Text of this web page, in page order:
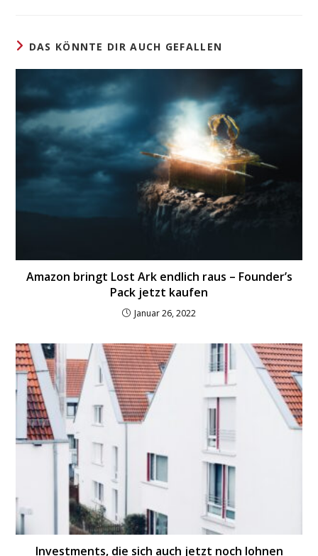
DAS KÖNNTE DIR AUCH GEFALLEN
Amazon bringt Lost Ark endlich raus – Founder’s
Pack jetzt kaufen
Januar 26, 2022
Investments, die sich auch jetzt noch lohnen